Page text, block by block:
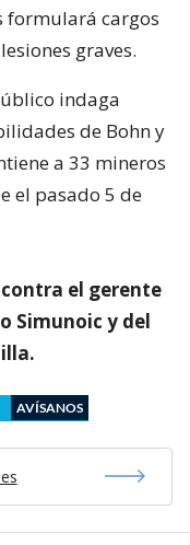
formulará cargos
graves.
indaga
de Bohn y
a 33 mineros
el pasado 5 de
el gerente
Simunoic y del
AVÍSANOS